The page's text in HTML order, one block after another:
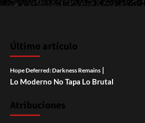
Último artículo
Hope Deferred: Darkness Remains |
Lo Moderno No Tapa Lo Brutal
Atribuciones